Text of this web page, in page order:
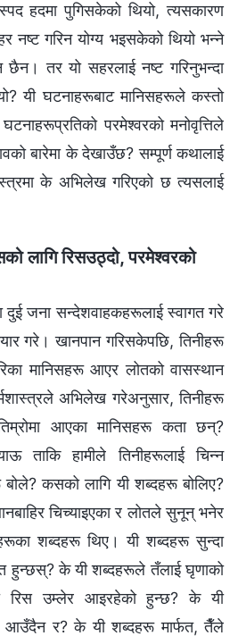
हदमा पुगिसकेको थियो, त्यसकारण
नष्ट गरिन योग्य भइसकेको थियो भन्‍ने
छैन। तर यो सहरलाई नष्ट गरिनुभन्दा
यी घटनाहरूबाट मानिसहरूले कस्तो
परमेश्‍वरको मनोवृत्तिले
बारेमा के देखाउँछ? सम्पूर्ण कथालाई
के अभिलेख गरिएको छ त्यसलाई
लागि रिसउठ्दो, परमेश्‍वरको
दुई जना सन्देशवाहकहरूलाई स्वागत गरे
गरे। खानपान गरिसकेपछि, तिनीहरू
मानिसहरू आएर लोतको वासस्थान
अभिलेख गरेअनुसार, तिनीहरू
आएका मानिसहरू कता छन्?
ताकि हामीले तिनीहरूलाई चिन्‍न
कसको लागि यी शब्दहरू बोलिए?
चिच्याइएका र लोतले सुनून् भनेर
शब्‍दहरू थिए। यी शब्‍दहरू सुन्दा
हुन्छस्? के यी शब्‍दहरूले तँलाई घृणाको
रिस उम्लेर आइरहेको हुन्छ? के यी
आउँदैन र? के यी शब्‍दहरू मार्फत, तैँले